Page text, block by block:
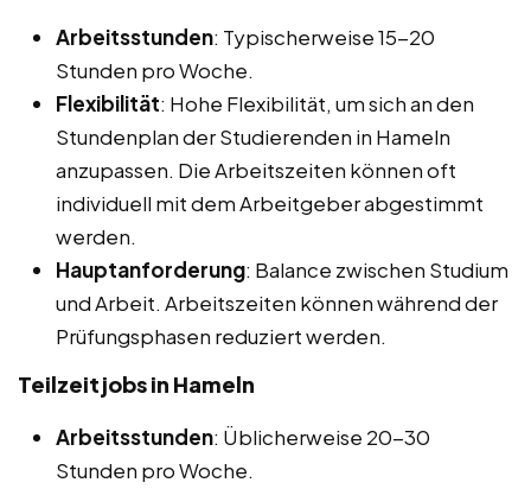
Arbeitsstunden: Typischerweise 15-20
Stunden pro Woche.
Flexibilität: Hohe Flexibilität, um sich an den
Stundenplan der Studierenden in Hameln
anzupassen. Die Arbeitszeiten können oft
individuell mit dem Arbeitgeber abgestimmt
werden.
Hauptanforderung: Balance zwischen Studium
und Arbeit. Arbeitszeiten können während der
Prüfungsphasen reduziert werden.
Teilzeitjobs in Hameln
Arbeitsstunden: Üblicherweise 20-30
Stunden pro Woche.